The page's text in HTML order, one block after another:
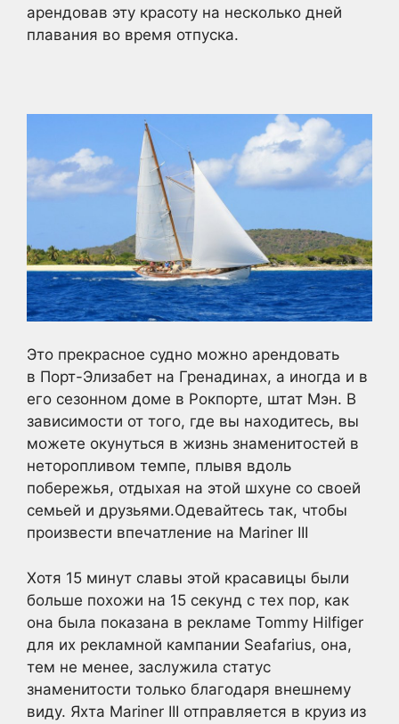
арендовав эту красоту на несколько дней
плавания во время отпуска.
Это прекрасное судно можно арендовать
в Порт-Элизабет на Гренадинах, а иногда и в
его сезонном доме в Рокпорте, штат Мэн. В
зависимости от того, где вы находитесь, вы
можете окунуться в жизнь знаменитостей в
неторопливом темпе, плывя вдоль
побережья, отдыхая на этой шхуне со своей
семьей и друзьями.Одевайтесь так, чтобы
произвести впечатление на Mariner III
Хотя 15 минут славы этой красавицы были
больше похожи на 15 секунд с тех пор, как
она была показана в рекламе Tommy Hilfiger
для их рекламной кампании Seafarius, она,
тем не менее, заслужила статус
знаменитости только благодаря внешнему
виду. Яхта Mariner III отправляется в круиз из